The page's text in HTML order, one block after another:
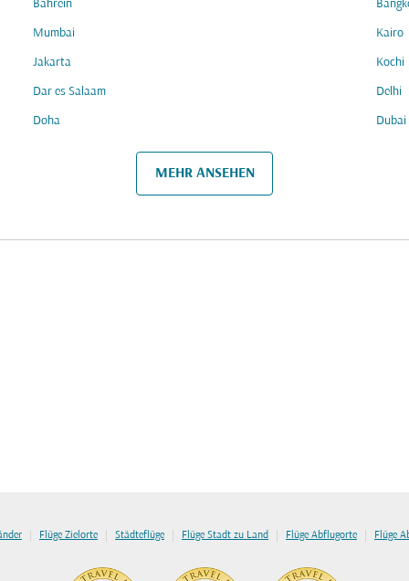
Bahrein
Mumbai Kairo
Jakarta Kochi
Dar es Salaam Delhi
Doha Dubai
MEHR ANSEHEN
| Flüge Zielorte | Städteflüge | Flüge Stadt zu Land | Flüge Abflugorte | Flüge